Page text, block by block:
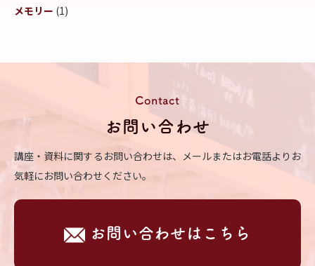
メモリー (1)
Contact
お問い合わせ
講座・資料に関するお問い合わせは、メールまたはお電話よりお
気軽にお問い合わせください。
お問い合わせはこちら